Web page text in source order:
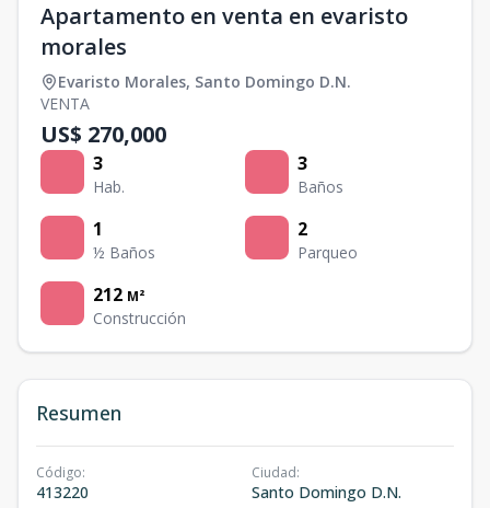
Apartamento en venta en evaristo
morales
Evaristo Morales, Santo Domingo D.N.
VENTA
US$ 270,000
3
Hab.
3
Baños
1
½ Baños
2
Parqueo
212 M²
Construcción
Resumen
Código:
413220
Ciudad:
Santo Domingo D.N.